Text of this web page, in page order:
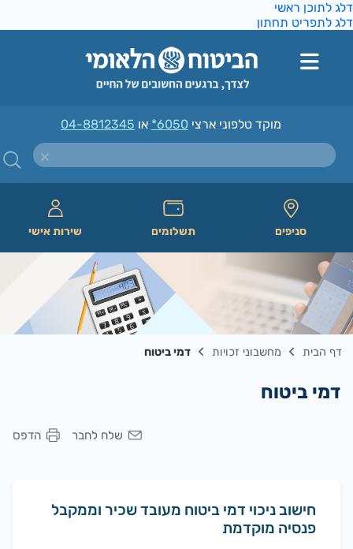
לתוכן ראשי
לתפריט תחתון
מוקד טלפוני ארצי*6050או04-8812345
סניפים תשלומים שירות אישי
דף הבית מחשבוני זכויות דמי ביטוח
דמי ביטוח
הדפס שלח לחבר
חישוב ניכוי דמי ביטוח מעובד שכיר וממקבל
פנסיה מוקדמת